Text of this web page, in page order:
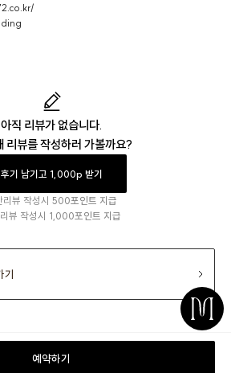
아직 리뷰가 없습니다.
리뷰를 작성하러 가볼까요?
후기 남기고 1,000p 받기
리뷰 작성시 500포인트 지급
뷰 작성시 1,000포인트 지급
기
예약하기